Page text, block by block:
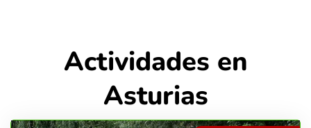
Actividades en
Asturias